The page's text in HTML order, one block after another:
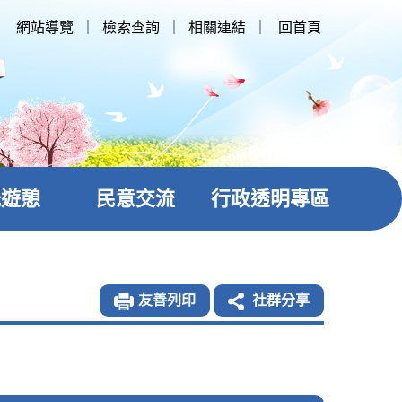
網站導覽 檢索查詢 相關連結 回首頁
憩 民意交流 行政透明專區
友善列印 社群分享